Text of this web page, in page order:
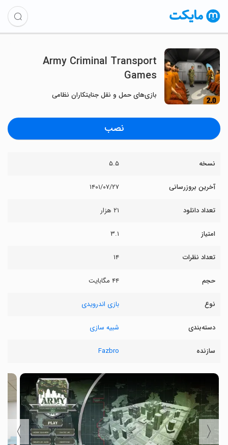
Army Criminal Transport
Games
بازی‌های حمل و نقل جنایتکاران نظامی
نصب
نسخه ۵.۵
آخرین بروزرسانی ۱۴۰۱/۰۷/۲۷
تعداد دانلود ۲۱ هزار
امتیاز ۳.۱
تعداد نظرات ۱۴
حجم ۴۴ مگابایت
نوع بازی اندرویدی
دسته‌بندی شبیه سازی
سازنده Fazbro
〈
〉